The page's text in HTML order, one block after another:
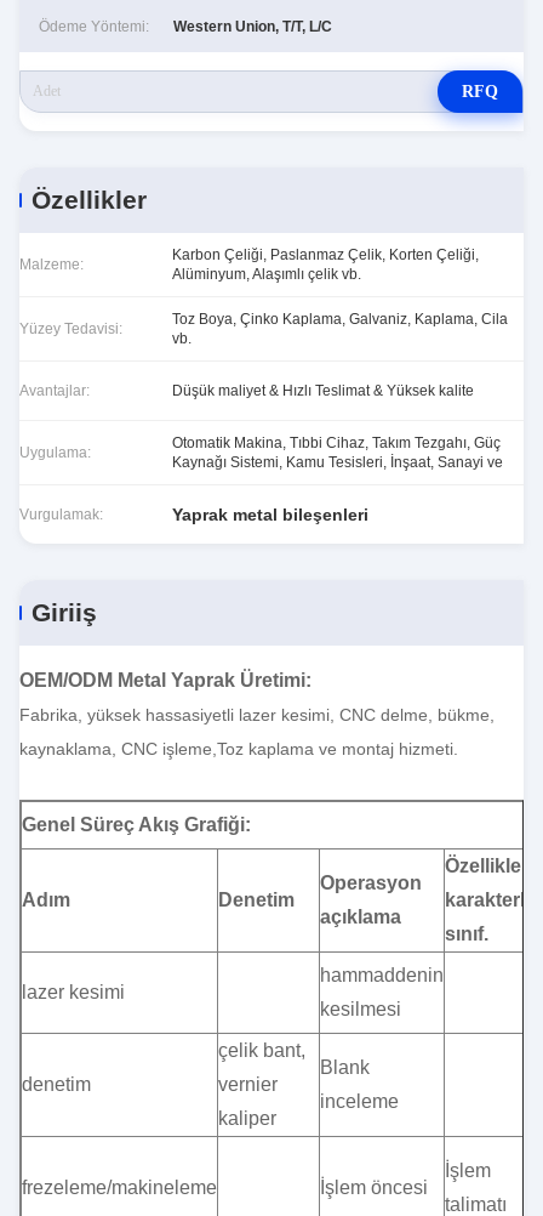
Ödeme Yöntemi: Western Union, T/T, L/C
RFQ
Özellikler
Malzeme:
Karbon Çeliği, Paslanmaz Çelik, Korten Çeliği,
Alüminyum, Alaşımlı çelik vb.
Yüzey Tedavisi:
Toz Boya, Çinko Kaplama, Galvaniz, Kaplama, Cila
vb.
Avantajlar: Düşük maliyet & Hızlı Teslimat & Yüksek kalite
Uygulama:
Otomatik Makina, Tıbbi Cihaz, Takım Tezgahı, Güç
Kaynağı Sistemi, Kamu Tesisleri, İnşaat, Sanayi ve
Vurgulamak: Yaprak metal bileşenleri
Giriiş
OEM/ODM Metal Yaprak Üretimi:
Fabrika, yüksek hassasiyetli lazer kesimi, CNC delme, bükme,
kaynaklama, CNC işleme,Toz kaplama ve montaj hizmeti.
Genel Süreç Akış Grafiği:
Adım Denetim
Operasyon
açıklama
Özellikler,
sınıf.
lazer kesimi
hammaddenin
kesilmesi
denetim
çelik bant,
vernier
kaliper
Blank
inceleme
frezeleme/makineleme İşlem öncesi
İşlem
talimatı